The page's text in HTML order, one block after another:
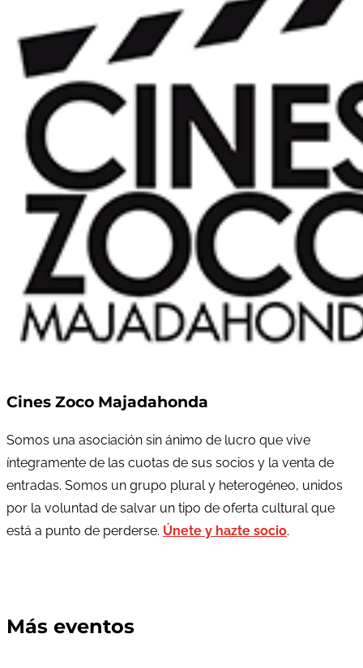
Cines Zoco Majadahonda
Somos una asociación sin ánimo de lucro que vive
íntegramente de las cuotas de sus socios y la venta de
entradas. Somos un grupo plural y heterogéneo, unidos
por la voluntad de salvar un tipo de oferta cultural que
está a punto de perderse. Únete y hazte socio.
Más eventos